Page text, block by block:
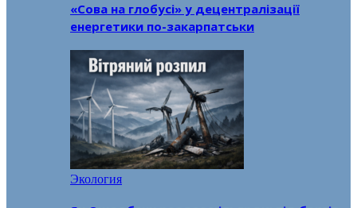
«Сова на глобусі» у децентралізації
енергетики по-закарпатськи
Экология